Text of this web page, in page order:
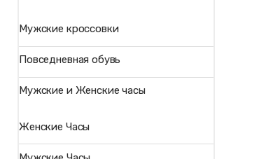
Мужские кроссовки
Повседневная обувь
Мужские и Женские часы
Женские Часы